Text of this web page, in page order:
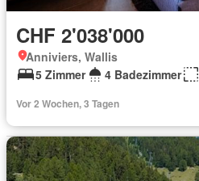
CHF 2'038'000
Anniviers, Wallis
5 Zimmer
4 Badezimmer
Vor 2 Wochen, 3 Tagen